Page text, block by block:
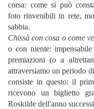
corsa: come si può
foto rinvenibili in rete,
sabbia.
Chissà con cosa o come
o con niente:
premiazioni (o a
attraversiamo un periodo
consiste in questo: il
ricevono un biglietto
Roskilde dell'anno